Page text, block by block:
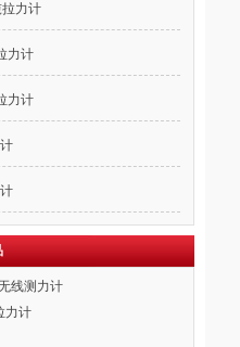
力计
力计
力计
线测力计
力计